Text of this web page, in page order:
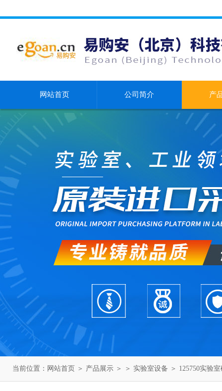
网站首页 公司简介 产
当前位置： 网站首页 ＞ 产品展示 ＞ ＞ 实验室设备 ＞ 125750实验